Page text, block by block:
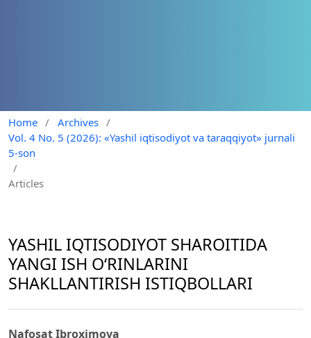
Home / Archives /
Vol. 4 No. 5 (2026): «Yashil iqtisodiyot va taraqqiyot» jurnali
5-son
/
Articles
YASHIL IQTISODIYOT SHAROITIDA
YANGI ISH O‘RINLARINI
SHAKLLANTIRISH ISTIQBOLLARI
Nafosat Ibroximova